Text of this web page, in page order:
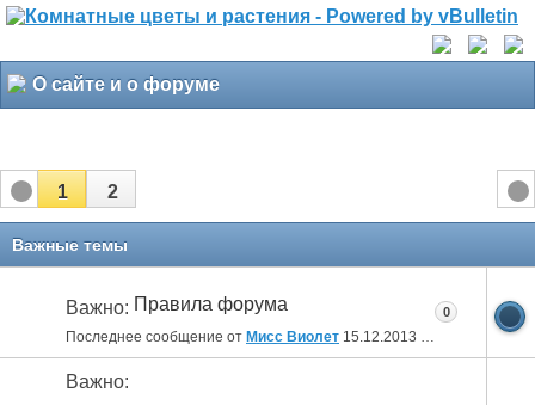
О сайте и о форуме
1 2
Важные темы
Важно: Правила форума
Последнее сообщение от Мисс Виолет 15.12.2013 01:46
0
Важно: